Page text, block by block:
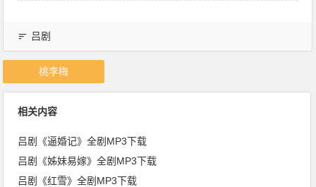
吕剧
桃李梅
相关内容
吕剧《逼婚记》全剧MP3下载
吕剧《姊妹易嫁》全剧MP3下载
吕剧《红雪》全剧MP3下载